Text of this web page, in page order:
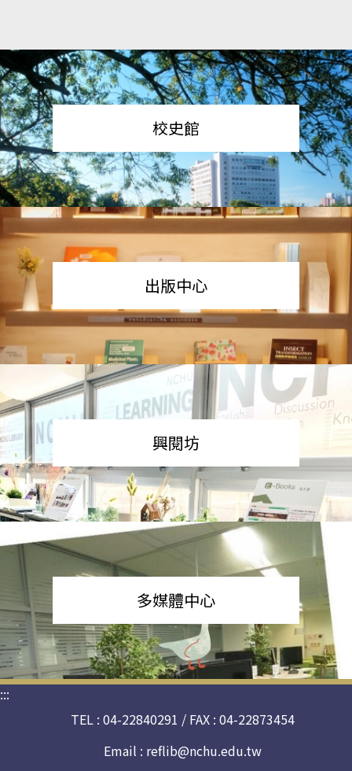
校史館
出版中心
興閱坊
多媒體中心
:::
TEL : 04-22840291 / FAX : 04-22873454
Email : reflib@nchu.edu.tw